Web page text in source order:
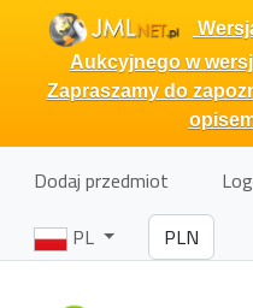
Aukcyjnego w
Zapraszamy do
Dodaj przedmiot
PL